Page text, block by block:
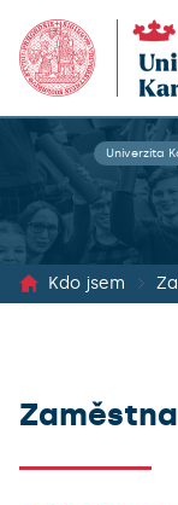
Univerzita
Kdo jsem